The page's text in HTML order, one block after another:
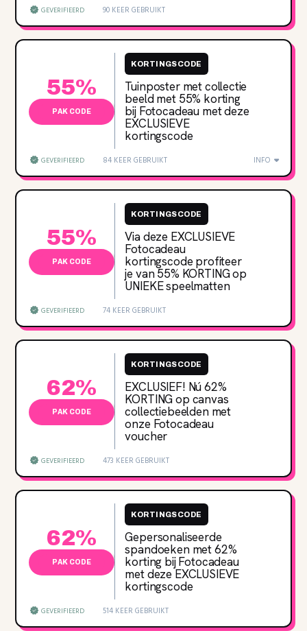
GEVERIFIEERD 90 KEER GEBRUIKT
55%
PAK CODE
KORTINGSCODE
Tuinposter met collectie
beeld met 55‌% korting
bij Fotocadeau met deze
EXCLUSIEVE
kortingscode
GEVERIFIEERD 84 KEER GEBRUIKT INFO
55%
PAK CODE
KORTINGSCODE
Via deze EXCLUSIEVE
Fotocadeau
kortingscode profiteer
je van 55‌% KORTING op
UNIEKE speelmatten
GEVERIFIEERD 74 KEER GEBRUIKT
62%
PAK CODE
KORTINGSCODE
EXCLUSIEF! Nú 62‌%
KORTING op canvas
collectiebeelden met
onze Fotocadeau
voucher
GEVERIFIEERD 473 KEER GEBRUIKT
62%
PAK CODE
KORTINGSCODE
Gepersonaliseerde
spandoeken met 62‌%
korting bij Fotocadeau
met deze EXCLUSIEVE
kortingscode
GEVERIFIEERD 514 KEER GEBRUIKT